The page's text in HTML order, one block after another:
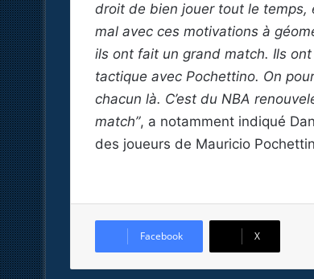
droit de bien jouer tout le temps,
mal avec ces motivations à
ils ont fait un grand match. Ils ont
tactique avec Pochettino. On
chacun là. C’est du NBA
match”, a notamment indiqué
des joueurs de Mauricio
Facebook X